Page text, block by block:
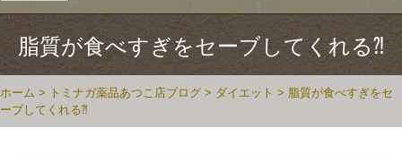
脂質が食べすぎをセーブしてくれる⁈
ホーム > トミナガ薬品あつこ店ブログ > ダイエット > 脂質が食べすぎをセ
ーブしてくれる⁈